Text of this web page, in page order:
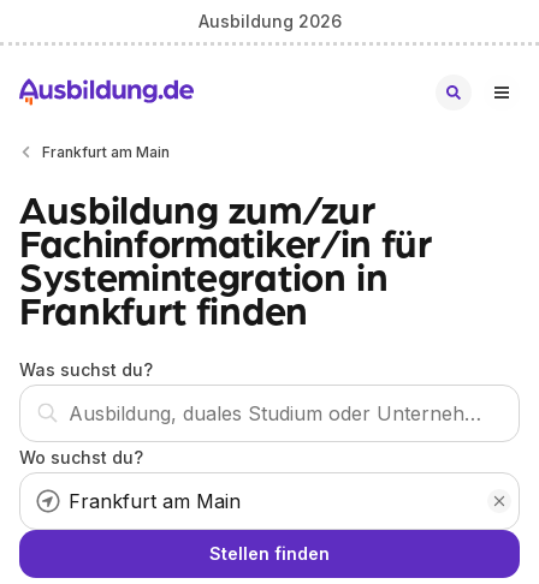
Ausbildung 2026
Frankfurt am Main
Ausbildung zum/zur
Fachinformatiker/in für
Systemintegration in
Frankfurt finden
Was suchst du?
Wo suchst du?
Stellen finden